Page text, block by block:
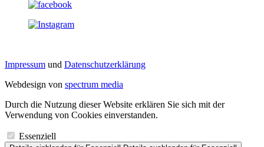
Impressum und Datenschutzerklärung
Webdesign von spectrum media
Durch die Nutzung dieser Website erklären Sie sich mit der
Verwendung von Cookies einverstanden.
Essenziell